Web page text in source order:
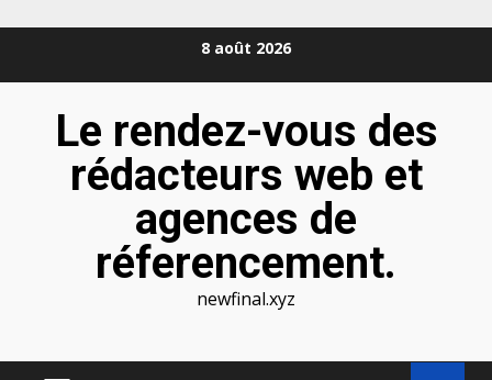
8 août 2026
Le rendez-vous des
rédacteurs web et
agences de
réferencement.
newfinal.xyz